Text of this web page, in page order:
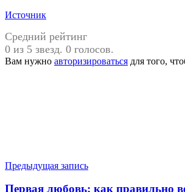
Источник
Средний рейтинг
0 из 5 звезд. 0 голосов.
Вам нужно авторизироваться для того,
Навигация
по
Предыдущая запись
Первая любовь: как правильно